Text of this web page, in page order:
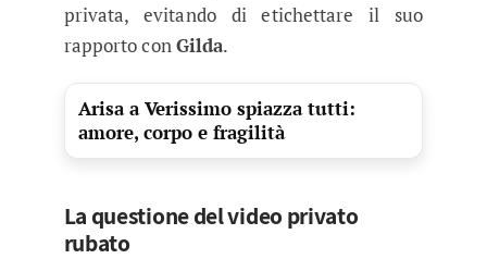
privata, evitando di etichettare il suo
rapporto conGilda.
Arisa a Verissimo spiazza tutti:
amore, corpo e fragilità
La questione del video privato
rubato